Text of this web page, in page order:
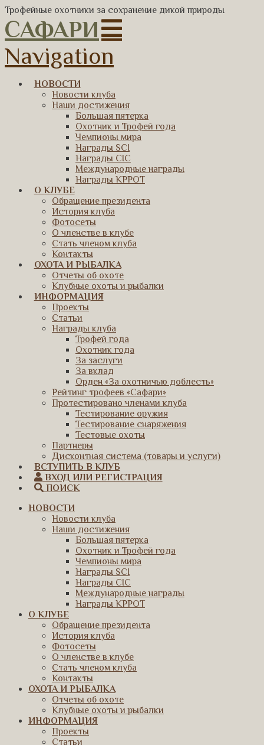
Трофейные охотники за сохранение дикой природы
САФАРИ
Navigation
НОВОСТИ
Новости клуба
Наши достижения
Большая пятерка
Охотник и Трофей года
Чемпионы мира
Награды SCI
Награды CIC
Международные награды
Награды КРРОТ
О КЛУБЕ
Обращение президента
История клуба
Фотосеты
О членстве в клубе
Стать членом клуба
Контакты
ОХОТА И РЫБАЛКА
Отчеты об охоте
Клубные охоты и рыбалки
ИНФОРМАЦИЯ
Проекты
Статьи
Награды клуба
Трофей года
Охотник года
За заслуги
За вклад
Орден «За охотничью доблесть»
Рейтинг трофеев «Сафари»
Протестировано членами клуба
Тестирование оружия
Тестирование снаряжения
Тестовые охоты
Партнеры
Дисконтная система (товары и услуги)
ВСТУПИТЬ В КЛУБ
ВХОД ИЛИ РЕГИСТРАЦИЯ
ПОИСК
НОВОСТИ
Новости клуба
Наши достижения
Большая пятерка
Охотник и Трофей года
Чемпионы мира
Награды SCI
Награды CIC
Международные награды
Награды КРРОТ
О КЛУБЕ
Обращение президента
История клуба
Фотосеты
О членстве в клубе
Стать членом клуба
Контакты
ОХОТА И РЫБАЛКА
Отчеты об охоте
Клубные охоты и рыбалки
ИНФОРМАЦИЯ
Проекты
Статьи